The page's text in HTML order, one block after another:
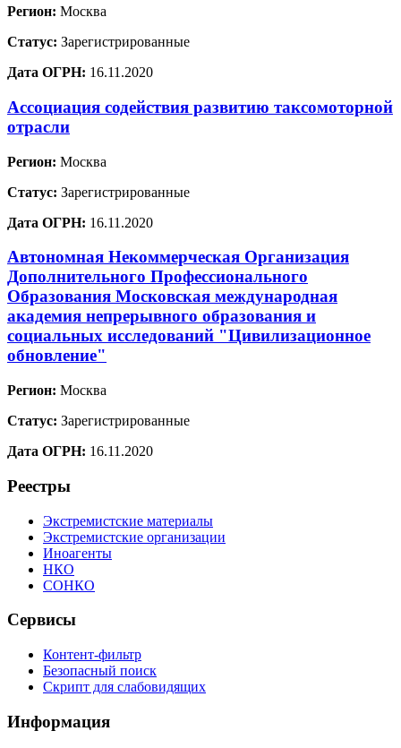
Регион: Москва
Статус: Зарегистрированные
Дата ОГРН: 16.11.2020
Ассоциация содействия развитию таксомоторной
отрасли
Регион: Москва
Статус: Зарегистрированные
Дата ОГРН: 16.11.2020
Автономная Некоммерческая Организация
Дополнительного Профессионального
Образования Московская международная
академия непрерывного образования и
социальных исследований "Цивилизационное
обновление"
Регион: Москва
Статус: Зарегистрированные
Дата ОГРН: 16.11.2020
Реестры
Экстремистские материалы
Экстремистские организации
Иноагенты
НКО
СОНКО
Сервисы
Контент-фильтр
Безопасный поиск
Скрипт для слабовидящих
Информация